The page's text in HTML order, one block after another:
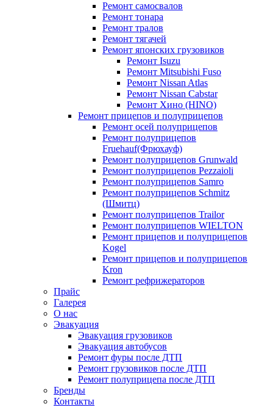
Ремонт самосвалов
Ремонт тонара
Ремонт тралов
Ремонт тягачей
Ремонт японских грузовиков
Ремонт Isuzu
Ремонт Mitsubishi Fuso
Ремонт Nissan Atlas
Ремонт Nissan Cabstar
Ремонт Хино (HINO)
Ремонт прицепов и полуприцепов
Ремонт осей полуприцепов
Ремонт полуприцепов
Fruehauf(Фрюхауф)
Ремонт полуприцепов Grunwald
Ремонт полуприцепов Pezzaioli
Ремонт полуприцепов Samro
Ремонт полуприцепов Schmitz
(Шмитц)
Ремонт полуприцепов Trailor
Ремонт полуприцепов WIELTON
Ремонт прицепов и полуприцепов
Kogel
Ремонт прицепов и полуприцепов
Kron
Ремонт рефрижераторов
Прайс
Галерея
О нас
Эвакуация
Эвакуация грузовиков
Эвакуация автобусов
Ремонт фуры после ДТП
Ремонт грузовиков после ДТП
Ремонт полуприцепа после ДТП
Бренды
Контакты